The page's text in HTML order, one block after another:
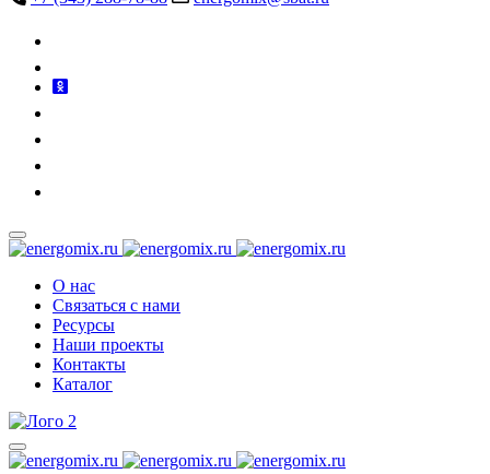
О нас
Связаться с нами
Ресурсы
Наши проекты
Контакты
Каталог